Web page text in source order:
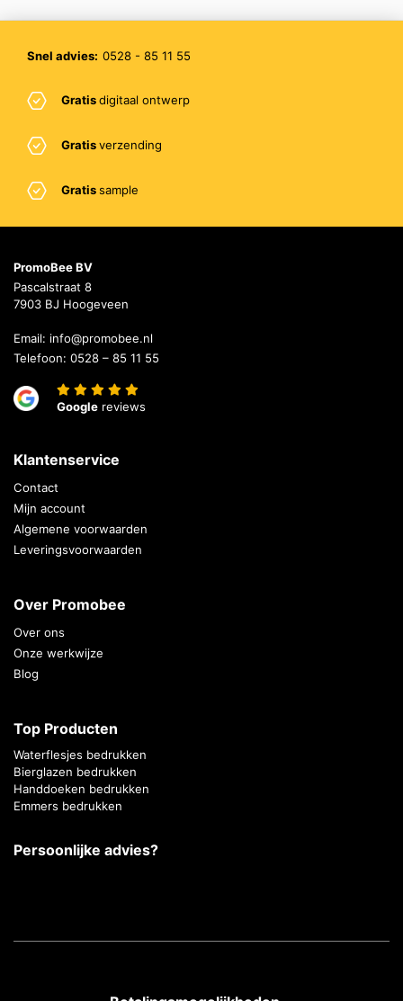
Snel advies: 0528 - 85 11 55
Gratisdigitaal ontwerp
Gratisverzending
Gratissample
PromoBee BV
Pascalstraat 8
7903 BJ Hoogeveen
Email: info@promobee.nl
Telefoon: 0528 – 85 11 55
Google reviews
Klantenservice
Contact
Mijn account
Algemene voorwaarden
Leveringsvoorwaarden
Over Promobee
Over ons
Onze werkwijze
Blog
Top Producten
Waterflesjes bedrukken
Bierglazen bedrukken
Handdoeken bedrukken
Emmers bedrukken
Persoonlijke advies?